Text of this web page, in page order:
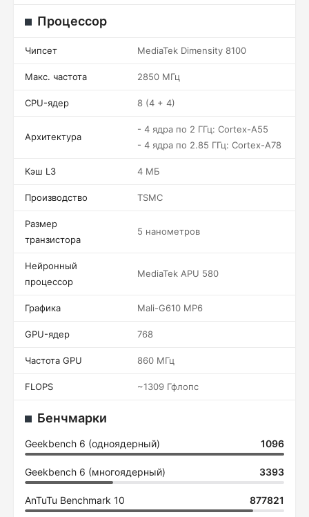
Процессор
Чипсет MediaTek Dimensity 8100
Макс. частота 2850 МГц
CPU-ядер 8 (4 + 4)
Архитектура
- 4 ядра по 2 ГГц: Cortex-A55
- 4 ядра по 2.85 ГГц: Cortex-A78
Кэш L3 4 МБ
Производство TSMC
Размер
транзистора
5 нанометров
Нейронный
процессор
MediaTek APU 580
Графика Mali-G610 MP6
GPU-ядер 768
Частота GPU 860 МГц
FLOPS ~1309 Гфлопс
Бенчмарки
Geekbench 6 (одноядерный) 1096
Geekbench 6 (многоядерный) 3393
AnTuTu Benchmark 10 877821